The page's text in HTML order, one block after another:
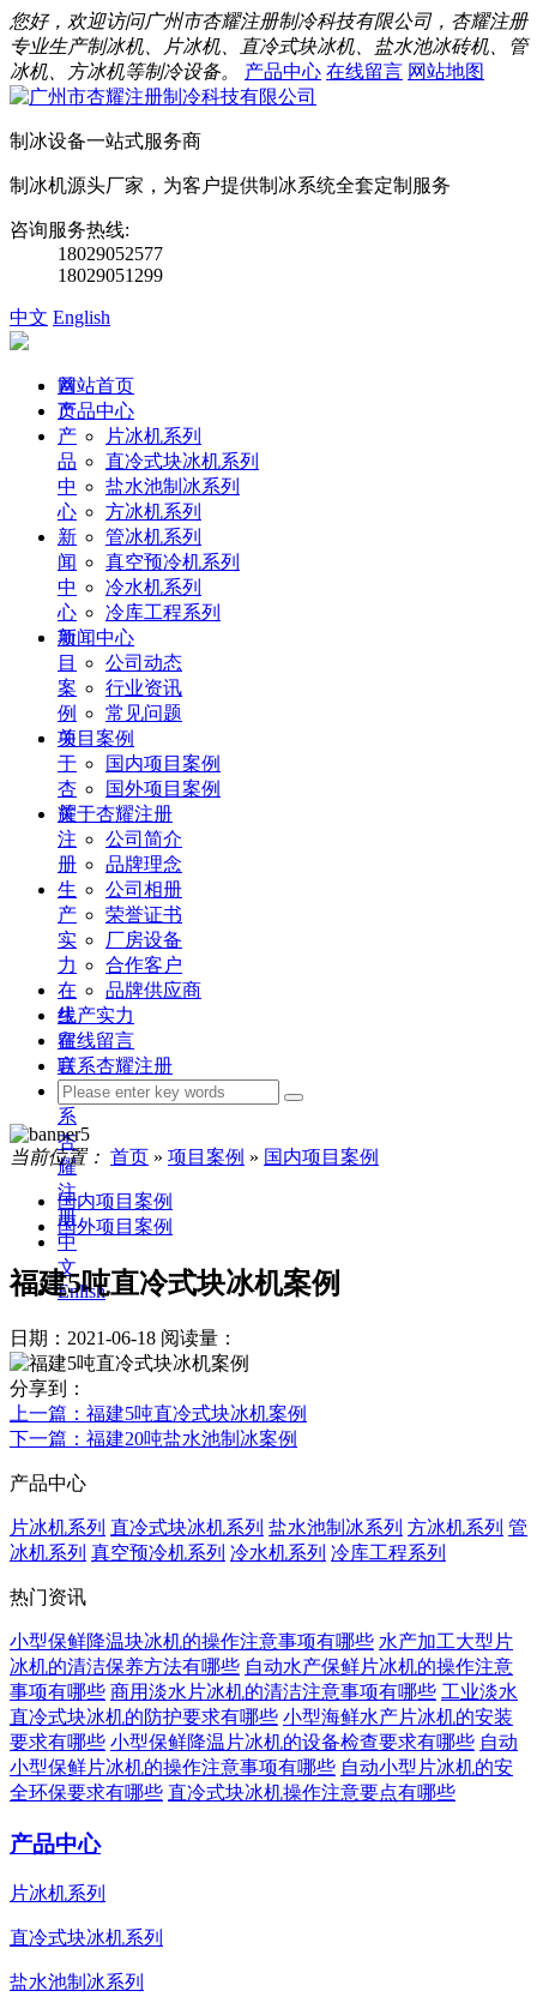
您好，欢迎访问广州市杏耀注册制冷科技有限公司，杏耀注册
专业生产制冰机、片冰机、直冷式块冰机、盐水池冰砖机、管
冰机、方冰机等制冷设备。
产品中心 在线留言 网站地图
制冰设备一站式服务商
制冰机源头厂家，为客户提供制冰系统全套定制服务
咨询服务热线:
18029052577
18029051299
中文 English
首
页
产
品
中
心
新
闻
中
心
项
目
案
例
关
于
杏
耀
注
册
生
产
实
力
在
线
留
言
联
系
杏
耀
注
册
中
文
Enlish
网站首页
产品中心
片冰机系列
直冷式块冰机系列
盐水池制冰系列
方冰机系列
管冰机系列
真空预冷机系列
冷水机系列
冷库工程系列
新闻中心
公司动态
行业资讯
常见问题
项目案例
国内项目案例
国外项目案例
关于杏耀注册
公司简介
品牌理念
公司相册
荣誉证书
厂房设备
合作客户
品牌供应商
生产实力
在线留言
联系杏耀注册
当前位置： 首页 » 项目案例 » 国内项目案例
国内项目案例
国外项目案例
福建5吨直冷式块冰机案例
日期：2021-06-18 阅读量：
分享到：
上一篇 ：福建5吨直冷式块冰机案例
下一篇 ：福建20吨盐水池制冰案例
产品中心
片冰机系列 直冷式块冰机系列 盐水池制冰系列 方冰机系列 管
冰机系列 真空预冷机系列 冷水机系列 冷库工程系列
热门资讯
小型保鲜降温块冰机的操作注意事项有哪些 水产加工大型片
冰机的清洁保养方法有哪些 自动水产保鲜片冰机的操作注意
事项有哪些 商用淡水片冰机的清洁注意事项有哪些 工业淡水
直冷式块冰机的防护要求有哪些 小型海鲜水产片冰机的安装
要求有哪些 小型保鲜降温片冰机的设备检查要求有哪些 自动
小型保鲜片冰机的操作注意事项有哪些 自动小型片冰机的安
全环保要求有哪些 直冷式块冰机操作注意要点有哪些
产品中心
片冰机系列
直冷式块冰机系列
盐水池制冰系列